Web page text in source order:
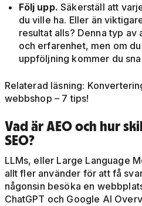
Följ upp.Säkerställ att
du ville ha. Eller än
resultat alls? Denna typ av
och erfarenhet, men om
uppföljning kommer du
Relaterad läsning:
webbshop – 7 tips!
Vad är AEO och hur
SEO?
LLMs, eller Large Language
allt fler använder för att få
någonsin besöka en
ChatGPT och Google AI